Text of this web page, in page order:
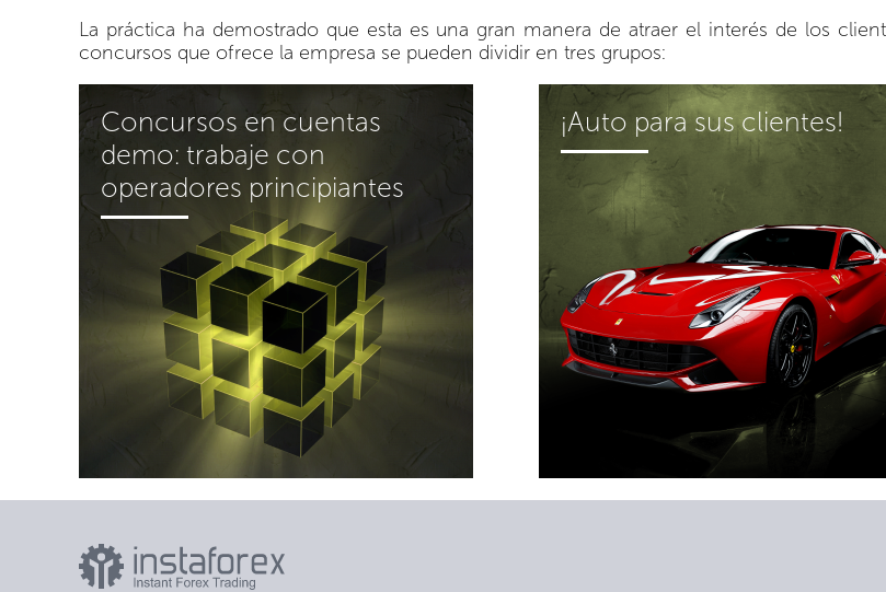
La práctica ha demostrado que esta es una gran manera de atraer el interés de los
concursos que ofrece la empresa se pueden dividir en tres grupos:
Concursos en cuentas
demo: trabaje con
operadores principiantes
Concursos en cuentas
demo: trabaje con
operadores principiantes
Los concursos en cuentas demo son
una gran oportunidad para que un
socio active a clientes novatos y
demostrarles que pueden alcanzar el
éxito real compitiendo con otros
participantes sin invertir sus propios
fondos.
¡Auto para sus clientes!
¡Auto para sus
Los concursos con grandes premios
proporcionan excelentes materiales
promocionales. La historia de la
empresa muestra que las campañas
más exitosas en términos de
de nuevos clientes son las de
autos de élite. Dichos concursos
motivan directamente a los
depositar sus cuentas y, por lo
operar y proporcionar comisión a
socios.